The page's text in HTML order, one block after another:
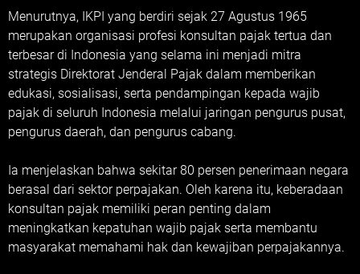
Menurutnya, IKPI yang berdiri sejak 27 Agustus 1965
merupakan organisasi profesi konsultan pajak tertua dan
terbesar di Indonesia yang selama ini menjadi mitra
strategis Direktorat Jenderal Pajak dalam memberikan
edukasi, sosialisasi, serta pendampingan kepada wajib
pajak di seluruh Indonesia melalui jaringan pengurus pusat,
pengurus daerah, dan pengurus cabang.
Ia menjelaskan bahwa sekitar 80 persen penerimaan negara
berasal dari sektor perpajakan. Oleh karena itu, keberadaan
konsultan pajak memiliki peran penting dalam
meningkatkan kepatuhan wajib pajak serta membantu
masyarakat memahami hak dan kewajiban perpajakannya.